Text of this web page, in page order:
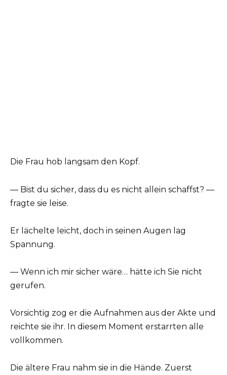
Die Frau hob langsam den Kopf.
— Bist du sicher, dass du es nicht allein schaffst? —
fragte sie leise.
Er lächelte leicht, doch in seinen Augen lag
Spannung.
— Wenn ich mir sicher wäre… hätte ich Sie nicht
gerufen.
Vorsichtig zog er die Aufnahmen aus der Akte und
reichte sie ihr. In diesem Moment erstarrten alle
vollkommen.
Die ältere Frau nahm sie in die Hände. Zuerst